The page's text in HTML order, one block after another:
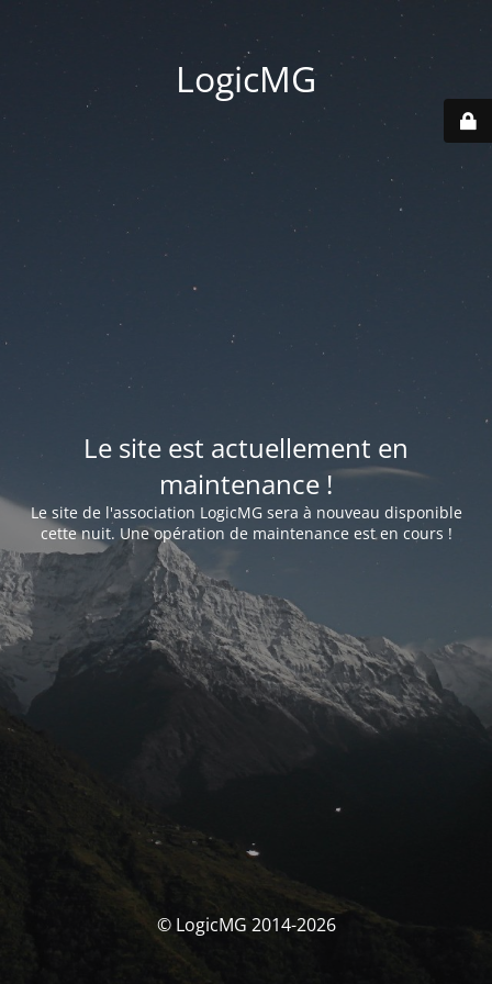
LogicMG
Le site est actuellement en
maintenance !
Le site de l'association LogicMG sera à nouveau disponible
cette nuit. Une opération de maintenance est en cours !
© LogicMG 2014-2026